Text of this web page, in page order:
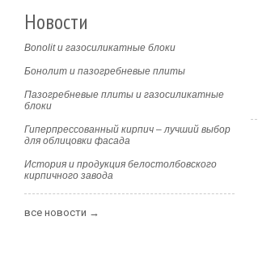
Новости
Bonolit и газосиликатные блоки
Бонолит и пазогребневые плиты
Пазогребневые плиты и газосиликатные
блоки
Гиперпрессованный кирпич – лучший выбор
для облицовки фасада
История и продукция белостолбовского
кирпичного завода
все новости →